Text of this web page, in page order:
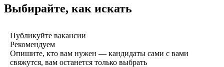
Выбирайте, как искать
Публикуйте вакансии
Рекомендуем
Опишите, кто вам нужен — кандидаты сами с вами
свяжутся, вам останется только выбрать